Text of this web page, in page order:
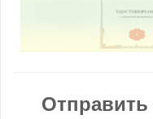
Отправить